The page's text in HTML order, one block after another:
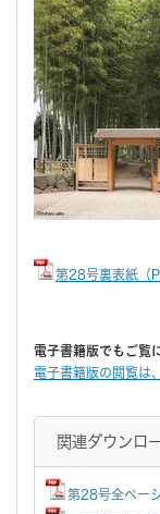
第28号裏表紙（
電子書籍版でもご覧
電子書籍版の閲覧は
関連ダウンロ
第28号全ペー